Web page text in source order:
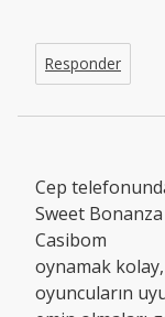
Responder
Cep
Sweet Bonanza
Casibom
oynamak
oyuncuların